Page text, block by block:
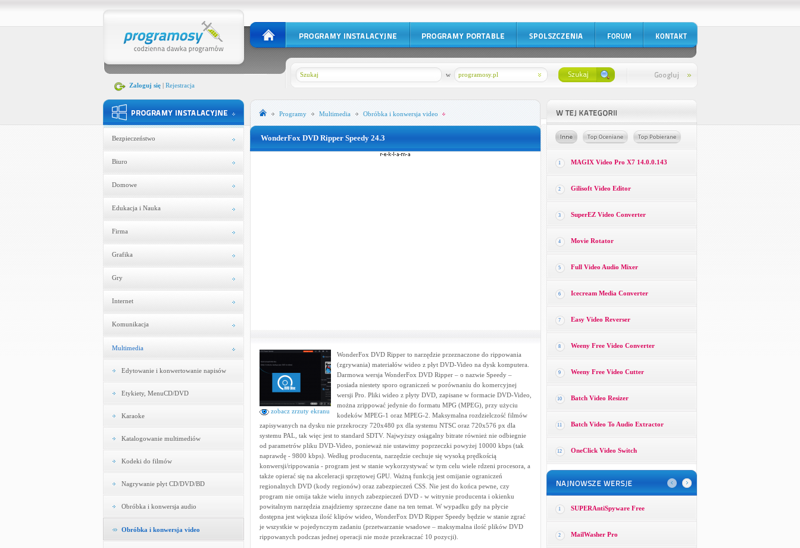
Zaloguj się| Rejestracja
programosy.pl
w
Bezpieczeństwo
Biuro
Domowe
Edukacja i Nauka
Firma
Grafika
Gry
Internet
Komunikacja
Multimedia
Edytowanie i konwertowanie napisów
Etykiety, MenuCD/DVD
Karaoke
Katalogowanie multimediów
Kodeki do filmów
Nagrywanie płyt CD/DVD/BD
Obróbka i konwersja audio
Obróbka i konwersja video
Programy Multimedia Obróbka i konwersja video
WonderFox DVD Ripper Speedy 24.3
zobacz zrzuty ekranu
WonderFox DVD Ripper to narzędzie przeznaczone do rippowania
(zgrywania) materiałów wideo z płyt DVD-Video na dysk komputera.
Darmowa wersja WonderFox DVD Ripper – o nazwie Speedy –
posiada niestety sporo ograniczeń w porównaniu do komercyjnej
wersji Pro. Pliki wideo z płyty DVD, zapisane w formacie DVD-Video,
można zrippować jedynie do formatu MPG (MPEG), przy użyciu
kodeków MPEG-1 oraz MPEG-2. Maksymalna rozdzielczość filmów
zapisywanych na dysku nie przekroczy 720x480 px dla systemu NTSC oraz 720x576 px dla
systemu PAL, tak więc jest to standard SDTV. Najwyższy osiągalny bitrate również nie odbiegnie
od parametrów pliku DVD-Video, ponieważ nie ustawimy poprzeczki powyżej 10000 kbps (tak
naprawdę - 9800 kbps). Według producenta, narzędzie cechuje się wysoką prędkością
konwersji/rippowania - program jest w stanie wykorzystywać w tym celu wiele rdzeni procesora, a
także opierać się na akceleracji sprzętowej GPU. Ważną funkcją jest omijanie ograniczeń
regionalnych DVD (kody regionów) oraz zabezpieczeń CSS. Nie jest do końca pewne, czy
program nie omija także wielu innych zabezpieczeń DVD - w witrynie producenta i okienku
powitalnym narzędzia znajdziemy sprzeczne dane na ten temat. W wypadku gdy na płycie
dostępna jest większa ilość klipów wideo, WonderFox DVD Ripper Speedy będzie w stanie zgrać
je wszystkie w pojedynczym zadaniu (przetwarzanie wsadowe – maksymalna ilość plików DVD
rippowanych podczas jednej operacji nie może przekraczać 10 pozycji).
1 MAGIX Video Pro X7 14.0.0.143
2 Gilisoft Video Editor
3 SuperEZ Video Converter
4 Movie Rotator
5 Full Video Audio Mixer
6 Icecream Media Converter
7 Easy Video Reverser
8 Weeny Free Video Converter
9 Weeny Free Video Cutter
10 Batch Video Resizer
11 Batch Video To Audio Extractor
12 OneClick Video Switch
1 SUPERAntiSpyware Free
2 MailWasher Pro